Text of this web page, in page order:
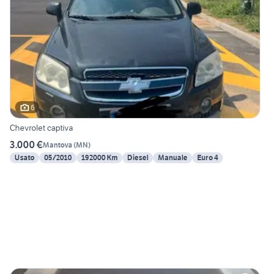
6
Chevrolet captiva
3.000 €Mantova (MN)
Usato
05/2010 192000 Km Diesel Manuale Euro 4